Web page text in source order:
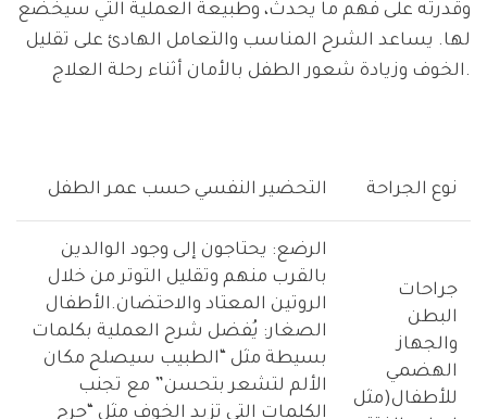
وقدرته على فهم ما يحدث، وطبيعة العملية التي سيخضع
لها. يساعد الشرح المناسب والتعامل الهادئ على تقليل
الخوف وزيادة شعور الطفل بالأمان أثناء رحلة العلاج.
نوع الجراحة التحضير النفسي حسب عمر الطفل
جراحات
البطن
والجهاز
الهضمي
للأطفال(مثل
الرضع: يحتاجون إلى وجود الوالدين
بالقرب منهم وتقليل التوتر من خلال
الروتين المعتاد والاحتضان.الأطفال
الصغار: يُفضل شرح العملية بكلمات
بسيطة مثل “الطبيب سيصلح مكان
الألم لتشعر بتحسن” مع تجنب
الكلمات التي تزيد الخوف مثل “جرح